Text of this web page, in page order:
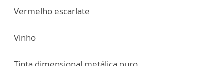
Vermelho escarlate
Vinho